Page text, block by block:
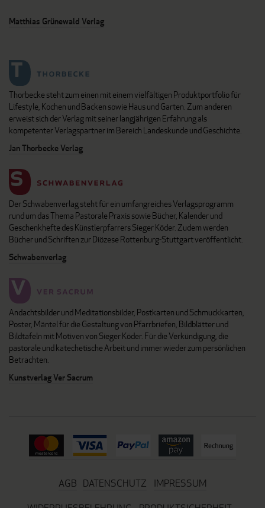
Matthias Grünewald Verlag
Thorbecke steht zum einen mit einem vielfältigen Produktportfolio für
Lifestyle, Kochen und Backen sowie Haus und Garten. Zum anderen
erweist sich der Verlag mit seiner langjährigen Erfahrung als
kompetenter Verlagspartner im Bereich Landeskunde und Geschichte.
Jan Thorbecke Verlag
Der Schwabenverlag steht für ein umfangreiches Verlagsprogramm
rund um das Thema Pastorale Praxis sowie Bücher, Kalender und
Geschenkhefte des Künstlerpfarrers Sieger Köder. Zudem werden
Bücher und Schriften zur Diözese Rottenburg-Stuttgart veröffentlicht.
Schwabenverlag
Andachtsbilder und Meditationsbilder, Postkarten und Schmuckkarten,
Poster, Mäntel für die Gestaltung von Pfarrbriefen, Bildblätter und
Bildtafeln mit Motiven von Sieger Köder. Für die Verkündigung, die
pastorale und katechetische Arbeit und immer wieder zum persönlichen
Betrachten.
Kunstverlag Ver Sacrum
AGB DATENSCHUTZ
IMPRESSUM